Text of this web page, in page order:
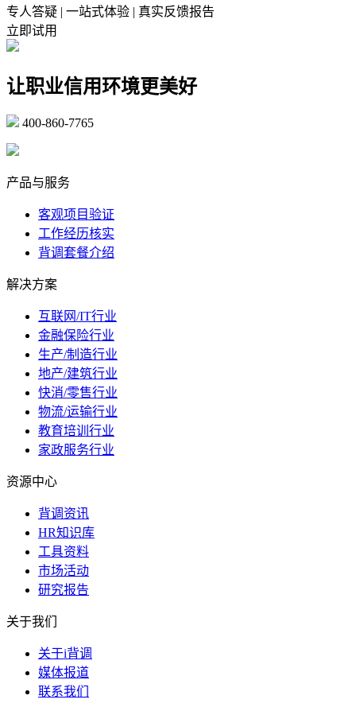
专人答疑 | 一站式体验 | 真实反馈报告
立即试用
让职业信用环境更美好
400-860-7765
产品与服务
客观项目验证
工作经历核实
背调套餐介绍
解决方案
互联网/IT行业
金融保险行业
生产/制造行业
地产/建筑行业
快消/零售行业
物流/运输行业
教育培训行业
家政服务行业
资源中心
背调资讯
HR知识库
工具资料
市场活动
研究报告
关于我们
关于i背调
媒体报道
联系我们